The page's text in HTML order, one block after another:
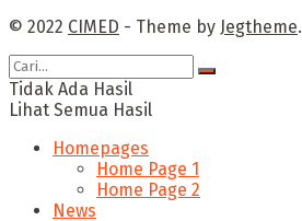
© 2022 CIMED - Theme by Jegtheme.
Tidak Ada Hasil
Lihat Semua Hasil
Homepages
Home Page 1
Home Page 2
News